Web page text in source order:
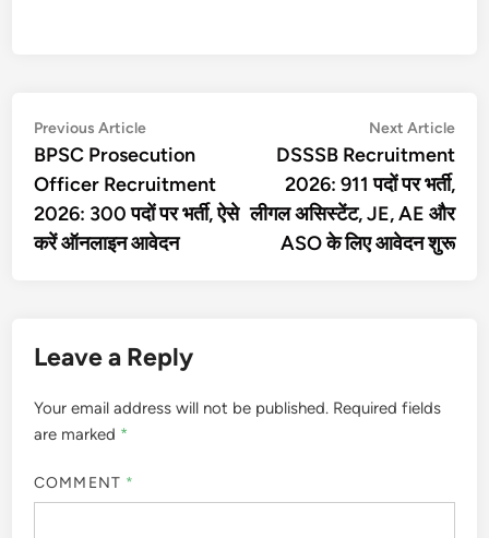
Post
navigation
Previous ArticlePrevious
article:
BPSC Prosecution
Officer Recruitment
2026: 300 पदों पर भर्ती, ऐसे
करें ऑनलाइन आवेदन
Next Article
DSSSB Recruitment
2026: 911 पदों पर भर्ती,
लीगल असिस्टेंट, JE, AE और
ASO के लिए आवेदन शुरू
Leave a Reply
Your email address will not be published. Required fields
are marked *
COMMENT *